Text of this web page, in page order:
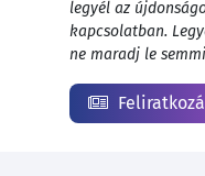
legyél az
kapcsolatban.
ne maradj le